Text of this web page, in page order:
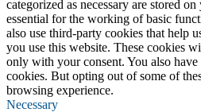
categorized as necessary are stored
essential for the working of basic
also use third-party cookies that help
you use this website. These cookies
only with your consent. You also
cookies. But opting out of some of
browsing experience.
Necessary